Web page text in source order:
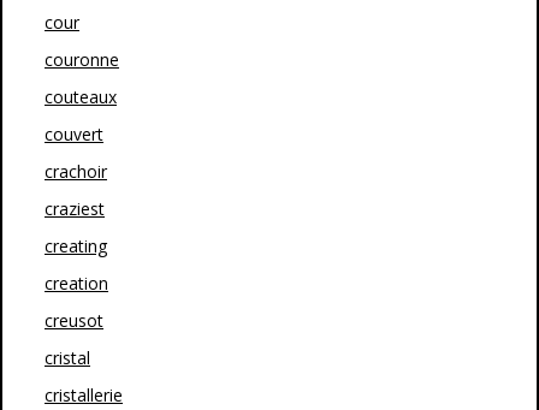
cour
couronne
couteaux
couvert
crachoir
craziest
creating
creation
creusot
cristal
cristallerie